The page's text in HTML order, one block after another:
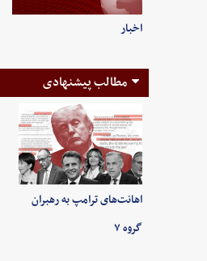
اخبار
مطالب پیشنهادی
اهانت‌های ترامپ به رهبران
گروه ۷